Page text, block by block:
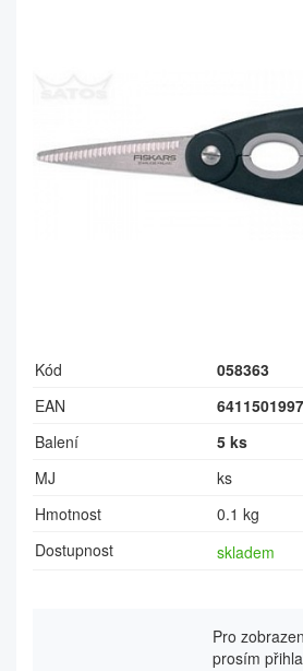
Kód
058363
EAN
Balení
5 ks
MJ
ks
Hmotnost
0.1 kg
Dostupnost
skladem
Pro
prosím